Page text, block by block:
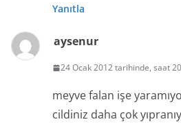
Yanıtla
aysenur
24 Ocak 2012 tarihinde, saat
meyve falan işe
cildiniz daha çok